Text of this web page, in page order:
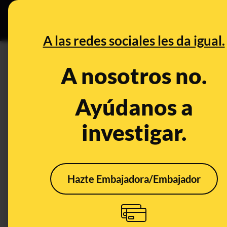
A las redes sociales les da igual.
A nosotros no.
Ayúdanos a
investigar.
Hazte Embajadora/Embajador
Control del poder
Cuando Carlos Iturgaiz
ofrecía generosidad y